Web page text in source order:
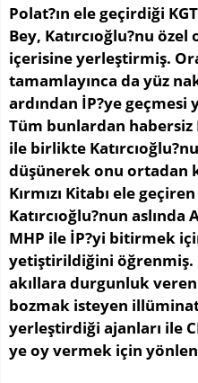
Polat?ın ele geçirdiği
Bey, Katırcıoğlu?nu
içerisine yerleştirmiş.
tamamlayınca da yüz
ardından İP?ye
Tüm bunlardan
ile birlikte
düşünerek onu ortadan
Kırmızı Kitabı ele
Katırcıoğlu?nun
MHP ile İP?yi bitirmek
yetiştirildiğini öğrenmiş.
akıllara durgunluk veren
bozmak isteyen
yerleştirdiği ajanları ile
ye oy vermek için